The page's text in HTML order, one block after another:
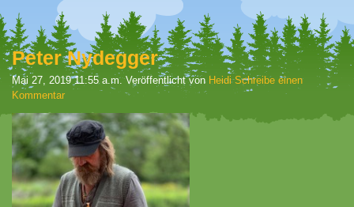
Peter Nydegger
Mai 27, 2019 11:55 a.m. Veröffentlicht von Heidi Schreibe einen
Kommentar